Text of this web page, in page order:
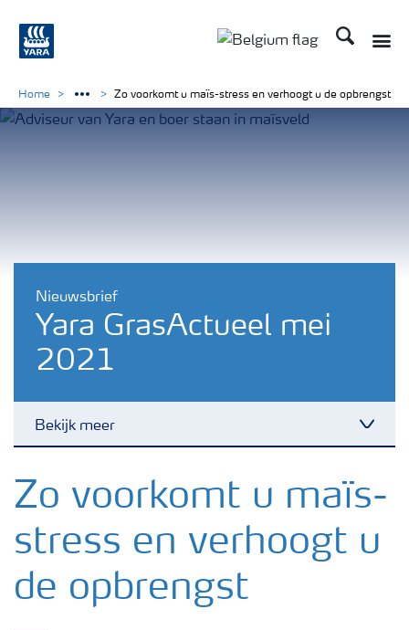
Zoek op
Nieuwsbrief
Yara GrasActueel mei
2021
Bekijk meer
Nieuwsbrieven
Gewassen
Meststoffen
Home Zo voorkomt u maïs-stress en verhoogt u de opbrengst
Zo voorkomt u maïs-
stress en verhoogt u
de opbrengst